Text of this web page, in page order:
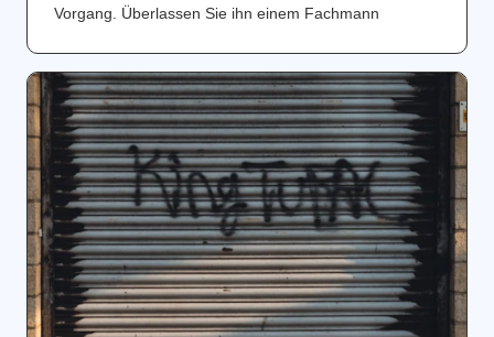
Vorgang. Überlassen Sie ihn einem Fachmann